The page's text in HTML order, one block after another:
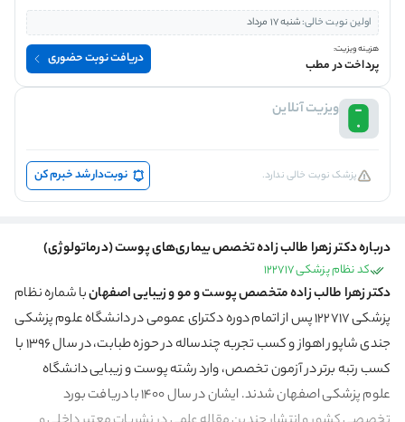
اولین نوبت خالی:شنبه 17 مرداد
هزینه ویزیت:
پرداخت در مطب دریافت نوبت حضوری
ویزیت آنلاین
پزشک نوبت خالی ندارد. نوبت‌دار شد خبرم کن
درباره دکتر زهرا طالب زاده تخصص بیماری‌های پوست (درماتولوژی)
کد نظام پزشکی 122717
دکتر زهرا طالب زاده متخصص پوست و مو و زیبایی اصفهانبا شماره نظام
پزشکی 122717 پس از اتمام دوره دکترای عمومی در دانشگاه علوم پزشکی
جندی شاپور اهواز و کسب تجربه چندساله در حوزه طبابت، در سال ۱۳۹۶ با
کسب رتبه برتر در آزمون تخصص، وارد رشته پوست و زیبایی دانشگاه
علوم پزشکی اصفهان شدند. ایشان در سال ۱۴۰۰ با دریافت بورد